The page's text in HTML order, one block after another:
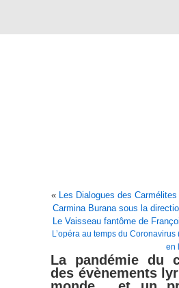
« Les Dialogues des Carmélites
Carmina Burana sous la
Le Vaisseau fantôme de
L’opéra au temps du
en
La pandémie du
des évènements